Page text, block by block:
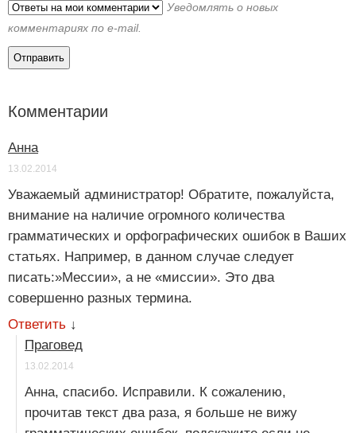
Уведомлять о новых
комментариях по e-mail.
Комментарии
Анна
13.02.2014
Уважаемый администратор! Обратите, пожалуйста,
внимание на наличие огромного количества
грамматических и орфографических ошибок в Ваших
статьях. Например, в данном случае следует
писать:»Мессии», а не «миссии». Это два
совершенно разных термина.
Ответить ↓
Праговед
13.02.2014
Анна, спасибо. Исправили. К сожалению,
прочитав текст два раза, я больше не вижу